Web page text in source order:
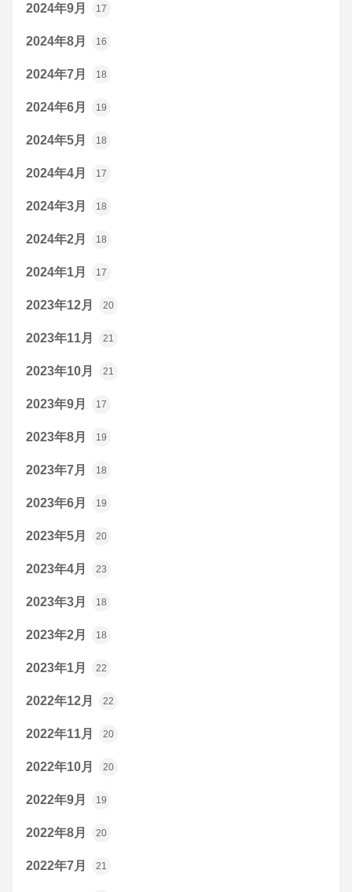
2024年9月 17
2024年8月 16
2024年7月 18
2024年6月 19
2024年5月 18
2024年4月 17
2024年3月 18
2024年2月 18
2024年1月 17
2023年12月 20
2023年11月 21
2023年10月 21
2023年9月 17
2023年8月 19
2023年7月 18
2023年6月 19
2023年5月 20
2023年4月 23
2023年3月 18
2023年2月 18
2023年1月 22
2022年12月 22
2022年11月 20
2022年10月 20
2022年9月 19
2022年8月 20
2022年7月 21